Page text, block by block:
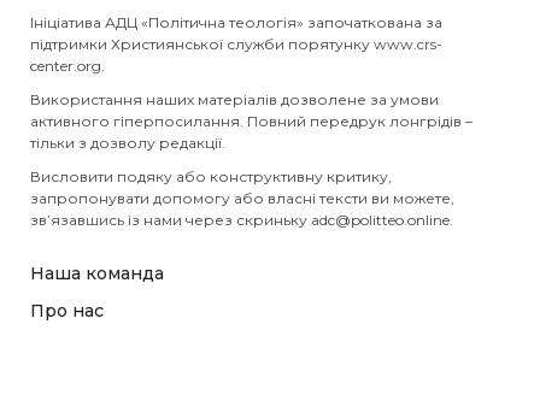
Ініціатива АДЦ «Політична теологія» започаткована за
підтримки Християнської служби порятунку www.crs-
center.org.
Використання наших матеріалів дозволене за умови
активного гіперпосилання. Повний передрук лонгрідів –
тільки з дозволу редакції.
Висловити подяку або конструктивну критику,
запропонувати допомогу або власні тексти ви можете,
зв’язавшись із нами через скриньку adc@politteo.online
Наша команда
Про нас